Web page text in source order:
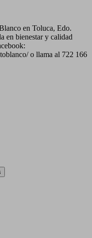
en Toluca, Edo.
en bienestar y calidad
o llama al 722 166